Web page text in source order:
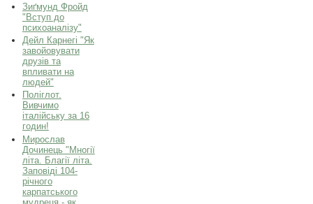
Зиґмунд Фройд
"Вступ до
психоаналізу"
Дейл Карнегі "Як
завойовувати
друзів та
впливати на
людей"
Поліглот.
Вивчимо
італійську за 16
годин!
Мирослав
Дочинець "Многії
літа. Благії літа.
Заповіді 104-
річного
карпатського